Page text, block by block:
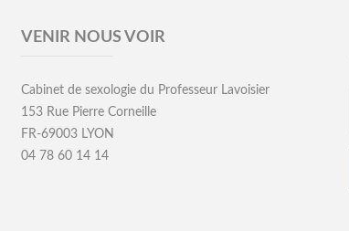
VENIR NOUS VOIR
Cabinet de sexologie du Professeur Lavoisier
153 Rue Pierre Corneille
FR-69003 LYON
04 78 60 14 14